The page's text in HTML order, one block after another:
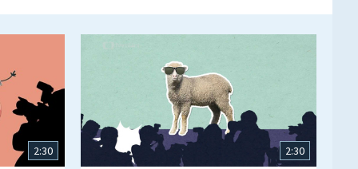
2:30 2:30